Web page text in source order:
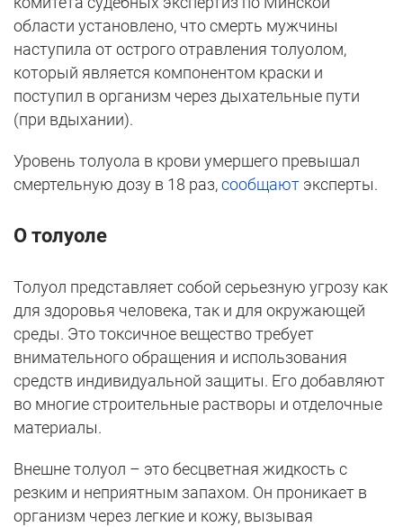
области установлено, что смерть мужчины
наступила от острого отравления толуолом,
который является компонентом краски и
поступил в организм через дыхательные пути
(при вдыхании).
Уровень толуола в крови умершего превышал
смертельную дозу в 18 раз,сообщают эксперты.
О толуоле
Толуол представляет собой серьезную угрозу как
для здоровья человека, так и для окружающей
среды. Это токсичное вещество требует
внимательного обращения и использования
средств индивидуальной защиты. Его добавляют
во многие строительные растворы и отделочные
материалы.
Внешне толуол – это бесцветная жидкость с
резким и неприятным запахом. Он проникает в
организм через легкие и кожу, вызывая